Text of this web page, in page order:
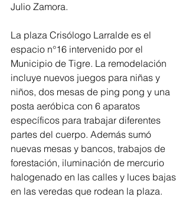
Julio Zamora.
La plaza Crisólogo Larralde es el
espacio n°16 intervenido por el
Municipio de Tigre. La remodelación
incluye nuevos juegos para niñas y
niños, dos mesas de ping pong y una
posta aeróbica con 6 aparatos
específicos para trabajar diferentes
partes del cuerpo. Además sumó
nuevas mesas y bancos, trabajos de
forestación, iluminación de mercurio
halogenado en las calles y luces bajas
en las veredas que rodean la plaza.